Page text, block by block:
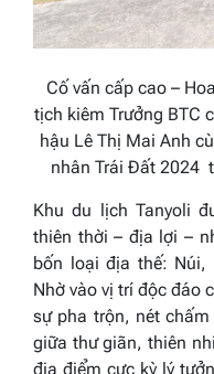
Cố vấn cấp cao –
tịch kiêm Trưởng BTC
hậu Lê Thị Mai Anh
nhân Trái Đất 2024
Khu du lịch Tanyoli
thiên thời – địa lợi –
bốn loại địa thế: Núi,
Nhờ vào vị trí độc đáo
sự pha trộn, nét
giữa thư giãn, thiên
địa điểm cực kỳ lý